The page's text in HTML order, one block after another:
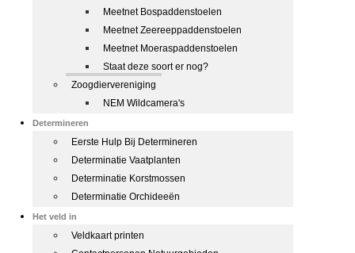
Meetnet Bospaddenstoelen
Meetnet Zeereeppaddenstoelen
Meetnet Moeraspaddenstoelen
Staat deze soort er nog?
Zoogdiervereniging
NEM Wildcamera's
Determineren
Eerste Hulp Bij Determineren
Determinatie Vaatplanten
Determinatie Korstmossen
Determinatie Orchideeën
Het veld in
Veldkaart printen